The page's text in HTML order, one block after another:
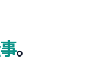
。